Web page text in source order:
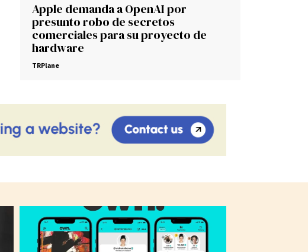
Apple demanda a OpenAI por
presunto robo de secretos
comerciales para su proyecto de
hardware
TRPlane